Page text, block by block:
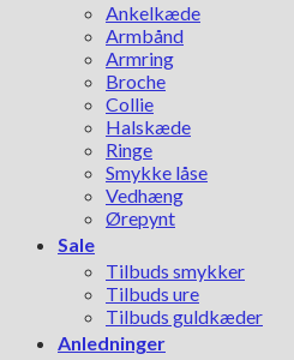
Ankelkæde
Armbånd
Armring
Broche
Collie
Halskæde
Ringe
Smykke låse
Vedhæng
Ørepynt
Sale
Tilbuds smykker
Tilbuds ure
Tilbuds guldkæder
Anledninger